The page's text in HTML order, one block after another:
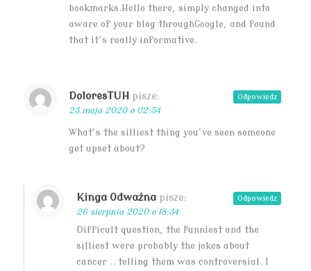
bookmarks.Hello there, simply changed into
aware of your blog throughGoogle, and found
that it’s really informative.
DoloresTUH pisze:
23 maja 2020 o 02:54
What’s the silliest thing you’ve seen someone
get upset about?
Odpowiedz
Kinga Odważna pisze:
26 sierpnia 2020 o 18:34
Difficult question, the funniest and the
silliest were probably the jokes about
cancer .. telling them was controversial. I
Odpowiedz